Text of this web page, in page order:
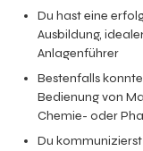
Du hast eine
Ausbildung,
Anlagenführer
Bestenfalls
Bedienung von
Chemie- oder
Du